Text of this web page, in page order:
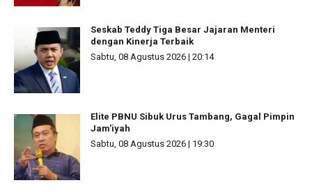
Seskab Teddy Tiga Besar Jajaran Menteri
dengan Kinerja Terbaik
Sabtu, 08 Agustus 2026 | 20:14
Elite PBNU Sibuk Urus Tambang, Gagal Pimpin
Jam'iyah
Sabtu, 08 Agustus 2026 | 19:30